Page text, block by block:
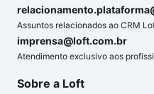
Assuntos relacionados ao CRM
imprensa@loft.com.br
Atendimento exclusivo aos
Sobre a Loft